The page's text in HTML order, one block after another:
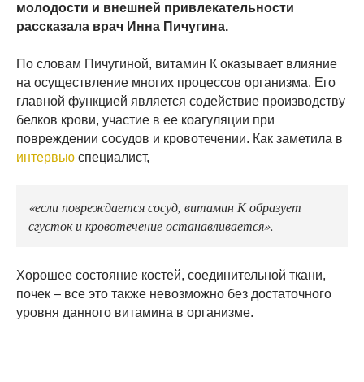
молодости и внешней привлекательности
рассказала врач Инна Пичугина.
По словам Пичугиной, витамин К оказывает влияние
на осуществление многих процессов организма. Его
главной функцией является содействие производству
белков крови, участие в ее коагуляции при
повреждении сосудов и кровотечении. Как заметила в
интервью специалист,
«если повреждается сосуд, витамин К образует
сгусток и кровотечение останавливается».
Хорошее состояние костей, соединительной ткани,
почек – все это также невозможно без достаточного
уровня данного витамина в организме.